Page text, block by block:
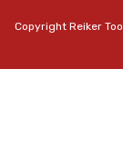
Copyright Reiker